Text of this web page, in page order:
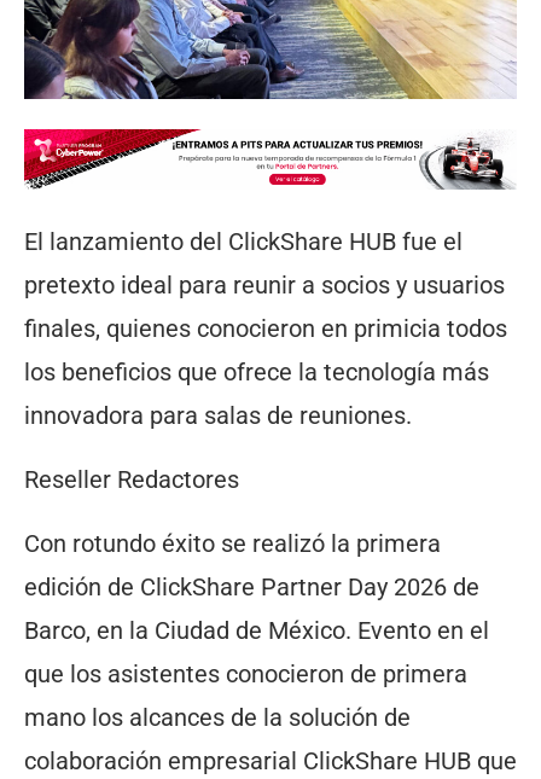
El lanzamiento del ClickShare HUB fue el
pretexto ideal para reunir a socios y usuarios
finales, quienes conocieron en primicia todos
los beneficios que ofrece la tecnología más
innovadora para salas de reuniones.
Reseller Redactores
Con rotundo éxito se realizó la primera
edición de ClickShare Partner Day 2026 de
Barco, en la Ciudad de México. Evento en el
que los asistentes conocieron de primera
mano los alcances de la solución de
colaboración empresarial ClickShare HUB que